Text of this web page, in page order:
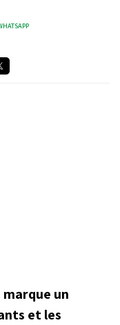
un
et les